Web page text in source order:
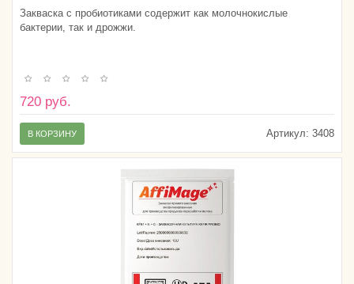
Закваска с пробиотиками содержит как молочнокислые
бактерии, так и дрожжи.
720 руб.
Артикул: 3408
В КОРЗИНУ